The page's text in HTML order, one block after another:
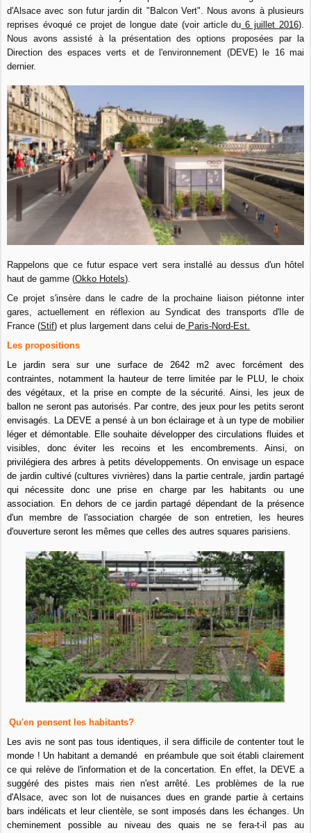
d'Alsace avec son futur jardin dit "Balcon Vert". Nous avons à plusieurs
reprises évoqué ce projet de longue date (voir article du 6 juillet 2016).
Nous avons assisté à la présentation des options proposées par la
Direction des espaces verts et de l'environnement (DEVE) le 16 mai
dernier.
Rappelons que ce futur espace vert sera installé au dessus d'un hôtel
haut de gamme (Okko Hotels).
Ce projet s'insère dans le cadre de la prochaine liaison piétonne inter
gares, actuellement en réflexion au Syndicat des transports d'Ile de
France (Stif) et plus largement dans celui de Paris-Nord-Est.
Les propositions
Le jardin sera sur une surface de 2642 m2 avec forcément des
contraintes, notamment la hauteur de terre limitée par le PLU, le choix
des végétaux, et la prise en compte de la sécurité. Ainsi, les jeux de
ballon ne seront pas autorisés. Par contre, des jeux pour les petits seront
envisagés. La DEVE a pensé à un bon éclairage et à un type de mobilier
léger et démontable. Elle souhaite développer des circulations fluides et
visibles, donc éviter les recoins et les encombrements. Ainsi, on
privilégiera des arbres à petits développements. On envisage un espace
de jardin cultivé (cultures vivrières) dans la partie centrale, jardin partagé
qui nécessite donc une prise en charge par les habitants ou une
association. En dehors de ce jardin partagé dépendant de la présence
d'un membre de l'association chargée de son entretien, les heures
d'ouverture seront les mêmes que celles des autres squares parisiens.
Qu'en pensent les habitants?
Les avis ne sont pas tous identiques, il sera difficile de contenter tout le
monde ! Un habitant a demandé en préambule que soit établi clairement
ce qui relève de l'information et de la concertation. En effet, la DEVE a
suggéré des pistes mais rien n'est arrêté. Les problèmes de la rue
d'Alsace, avec son lot de nuisances dues en grande partie à certains
bars indélicats et leur clientèle, se sont imposés dans les échanges. Un
cheminement possible au niveau des quais ne se fera-t-il pas au